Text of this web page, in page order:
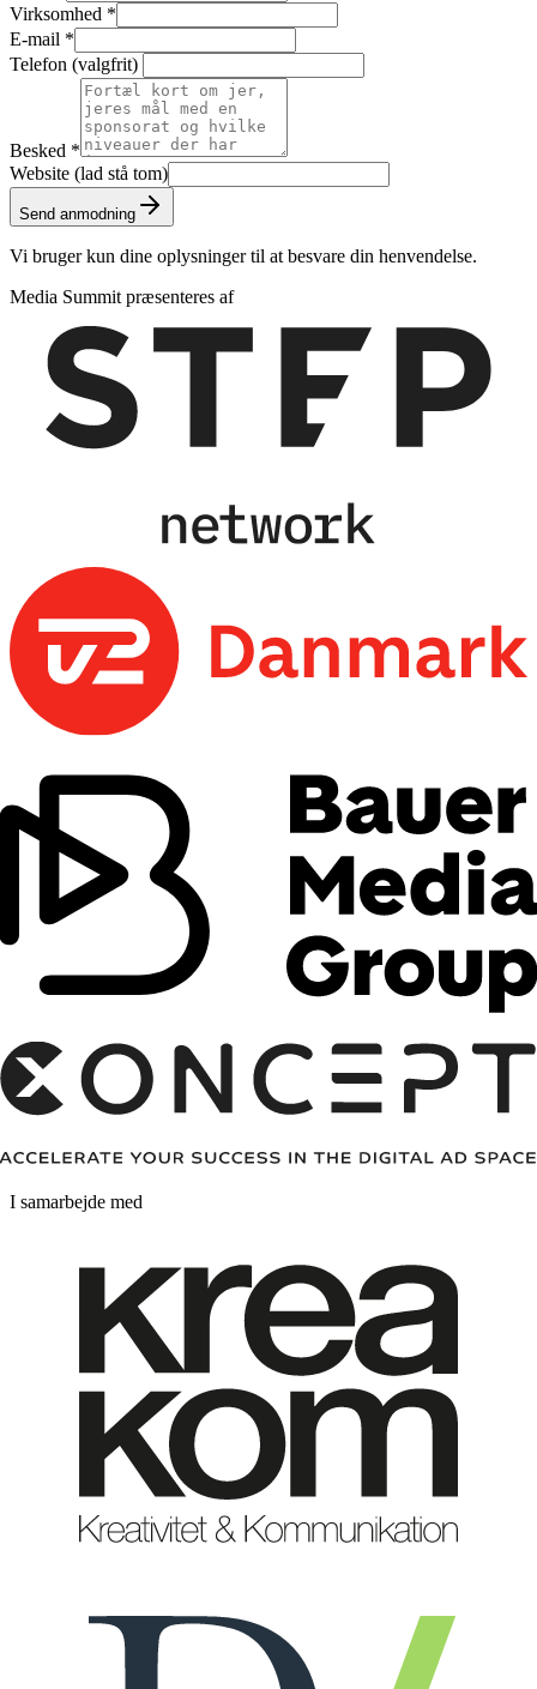
Virksomhed *
E-mail *
Telefon (valgfrit)
Besked *
Website (lad stå tom)
Send anmodning
Vi bruger kun dine oplysninger til at besvare din henvendelse.
Media Summit præsenteres af
I samarbejde med